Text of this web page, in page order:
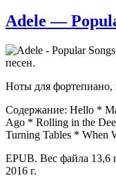
Adele —
песен.
Ноты для фортепиано,
Содержание: Hello *
Ago * Rolling in the
Turning Tables * When
EPUB. Вес файла 13,6
2016 г.